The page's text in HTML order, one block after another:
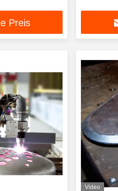
Preis
Video